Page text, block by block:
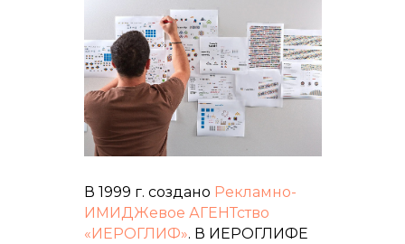
В 1999 г. создано Рекламно-
ИМИДЖевое АГЕНТство
«ИЕРОГЛИФ». В ИЕРОГЛИФЕ